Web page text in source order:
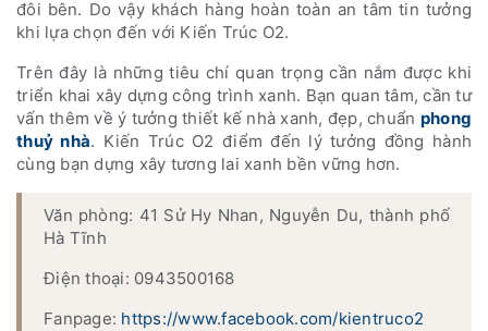
đôi bên. Do vậy khách hàng hoàn toàn an tâm tin tưởng
khi lựa chọn đến với Kiến Trúc O2.
Trên đây là những tiêu chí quan trọng cần nắm được khi
triển khai xây dựng công trình xanh. Bạn quan tâm, cần tư
vấn thêm về ý tưởng thiết kế nhà xanh, đẹp, chuẩn phong
thuỷ nhà. Kiến Trúc O2 điểm đến lý tưởng đồng hành
cùng bạn dựng xây tương lai xanh bền vững hơn.
Văn phòng: 41 Sử Hy Nhan, Nguyễn Du, thành phố
Hà Tĩnh
Điện thoại: 0943500168
Fanpage: https://www.facebook.com/kientruco2